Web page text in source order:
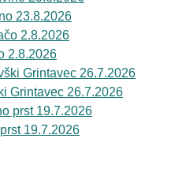
23.8.2026
2.8.2026
Grintavec 26.7.2026
19.7.2026